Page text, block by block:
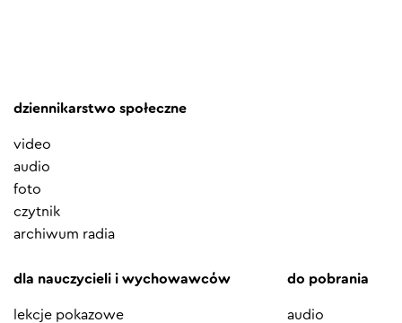
dziennikarstwo społeczne
video
audio
foto
czytnik
archiwum radia
dla nauczycieli i wychowawców
lekcje pokazowe
do pobrania
audio